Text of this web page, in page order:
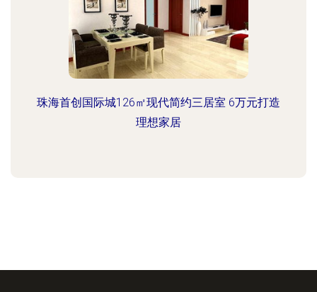
珠海首创国际城126㎡现代简约三居室 6万元打造
理想家居